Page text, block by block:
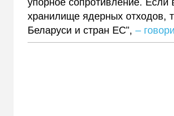
хранилище ядерных отходов,
Беларуси и стран ЕС",–